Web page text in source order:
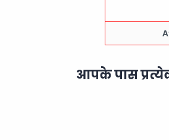
आपके पास